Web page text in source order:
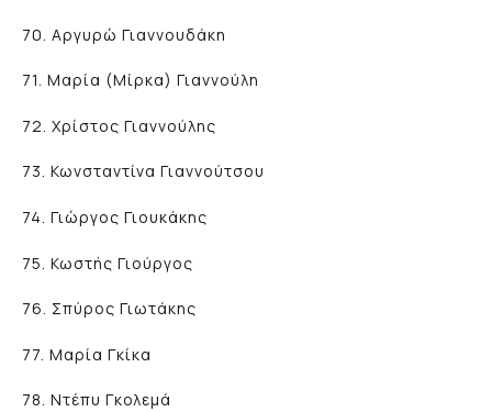
70. Αργυρώ Γιαννουδάκη
71. Μαρία (Μίρκα) Γιαννούλη
72. Χρίστος Γιαννούλης
73. Κωνσταντίνα Γιαννούτσου
74. Γιώργος Γιουκάκης
75. Κωστής Γιούργος
76. Σπύρος Γιωτάκης
77. Μαρία Γκίκα
78. Ντέπυ Γκολεμά